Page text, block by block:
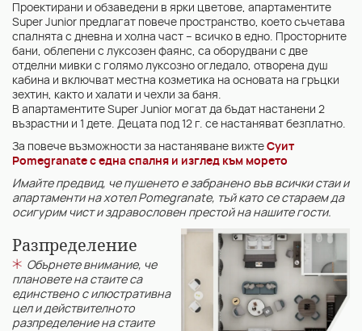
Проектирани и обзаведени в ярки цветове, апартаментите
Super Junior предлагат повече пространство, което съчетава
спалнята с дневна и холна част – всичко в едно. Просторните
бани, облепени с луксозен фаянс, са оборудвани с две
отделни мивки с голямо луксозно огледало, отворена душ
кабина и включват местна козметика на основата на гръцки
зехтин, както и халати и чехли за баня.
В апартаментите Super Junior могат да бъдат настанени 2
възрастни и 1 дете. Децата под 12 г. се настаняват безплатно.
За повече възможности за настаняване вижте Суит
Pomegranate с една спалня и изглед към морето
Имайте предвид, че пушенето е забранено във всички стаи и
апартаменти на хотел Pomegranate, тъй като се стараем да
осигурим чист и здравословен престой на нашите гости.
Разпределение
Обърнете внимание, че
плановете на стаите са
единствено с илюстративна
цел и действителното
разпределение на стаите